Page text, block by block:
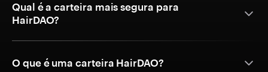
Qual é a carteira mais segura para
HairDAO?
O que é uma carteira HairDAO?